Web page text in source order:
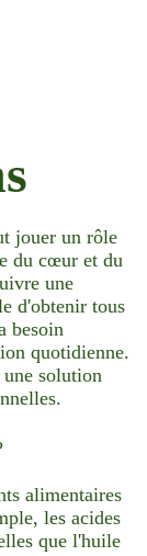
jouer un rôle
du cœur et du
une
d'obtenir tous
besoin
quotidienne.
solution
alimentaires
les acides
que l'huile